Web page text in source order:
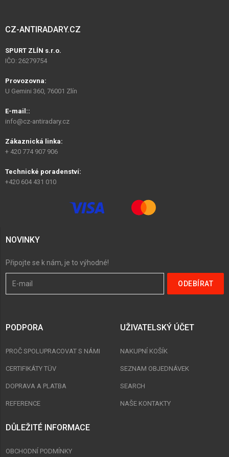
CZ-ANTIRADARY.CZ
SPURT ZLÍN s.r.o.
IČO: 26279754
Provozovna:
U Gemini 360, 76001 Zlín
E-mail::
info@cz-antiradary.cz
Zákaznická linka:
+ 420 774 907 906
Technické poradenství:
+420 604 431 010
NOVINKY
Připojte se k nám, je to výhodné!
PODPORA
PROČ SPOLUPRACOVAT S NÁMI
CERTIFIKÁTY TÜV
DOPRAVA A PLATBA
REFERENCE
UŽIVATELSKÝ ÚČET
NAKUPNÍ KOŠÍK
SEZNAM OBJEDNÁVEK
SEARCH
NAŠE KONTAKTY
DŮLEŽITÉ INFORMACE
OBCHODNÍ PODMÍNKY